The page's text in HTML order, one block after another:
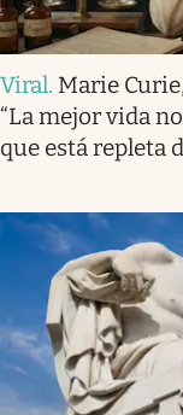
Viral. Marie
“La mejor vida
que está repleta